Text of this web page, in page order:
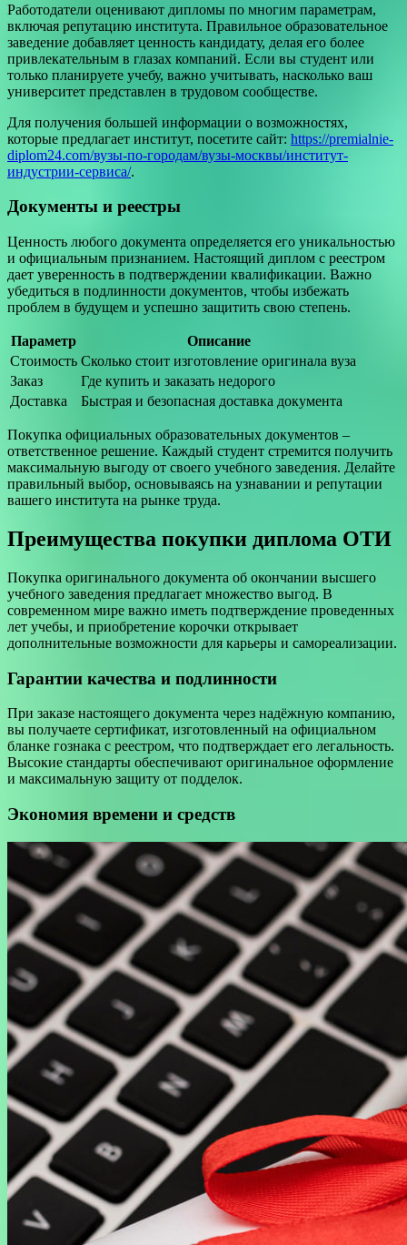
Работодатели оценивают дипломы по многим параметрам,
включая репутацию института. Правильное образовательное
заведение добавляет ценность кандидату, делая его более
привлекательным в глазах компаний. Если вы студент или
только планируете учебу, важно учитывать, насколько ваш
университет представлен в трудовом сообществе.
Для получения большей информации о возможностях,
которые предлагает институт, посетите сайт: https://premialnie-
diplom24.com/вузы-по-городам/вузы-москвы/институт-
индустрии-сервиса/.
Документы и реестры
Ценность любого документа определяется его уникальностью
и официальным признанием. Настоящий диплом с реестром
дает уверенность в подтверждении квалификации. Важно
убедиться в подлинности документов, чтобы избежать
проблем в будущем и успешно защитить свою степень.
Параметр
Описание
Стоимость Сколько стоит изготовление оригинала вуза
Заказ
Где купить и заказать недорого
Доставка
Быстрая и безопасная доставка документа
Покупка официальных образовательных документов –
ответственное решение. Каждый студент стремится получить
максимальную выгоду от своего учебного заведения. Делайте
правильный выбор, основываясь на узнавании и репутации
вашего института на рынке труда.
Преимущества покупки диплома ОТИ
Покупка оригинального документа об окончании высшего
учебного заведения предлагает множество выгод. В
современном мире важно иметь подтверждение проведенных
лет учебы, и приобретение корочки открывает
дополнительные возможности для карьеры и самореализации.
Гарантии качества и подлинности
При заказе настоящего документа через надёжную компанию,
вы получаете сертификат, изготовленный на официальном
бланке гознака с реестром, что подтверждает его легальность.
Высокие стандарты обеспечивают оригинальное оформление
и максимальную защиту от подделок.
Экономия времени и средств